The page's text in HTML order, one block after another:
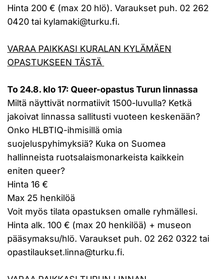
Hinta 200 € (max 20 hlö). Varaukset puh. 02 262
0420 tai kylamaki@turku.fi.
VARAA PAIKKASI KURALAN KYLÄMÄEN
OPASTUKSEEN TÄSTÄ
To 24.8. klo 17: Queer-opastus Turun linnassa
Miltä näyttivät normatiivit 1500-luvulla? Ketkä
jakoivat linnassa sallitusti vuoteen keskenään?
Onko HLBTIQ-ihmisillä omia
suojeluspyhimyksiä? Kuka on Suomea
hallinneista ruotsalaismonarkeista kaikkein
eniten queer?
Hinta 16 €
Max 25 henkilöä
Voit myös tilata opastuksen omalle ryhmällesi.
Hinta alk. 100 € (max 20 henkilöä) + museon
pääsymaksu/hlö. Varaukset puh. 02 262 0322 tai
opastilaukset.linna@turku.fi.